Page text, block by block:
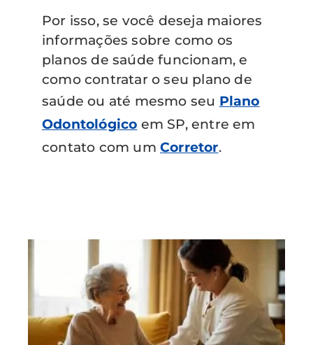
Por isso, se você deseja maiores
informações sobre como os
planos de saúde funcionam, e
como contratar o seu plano de
saúde ou até mesmo seu Plano
Odontológico em SP, entre em
contato com um Corretor.